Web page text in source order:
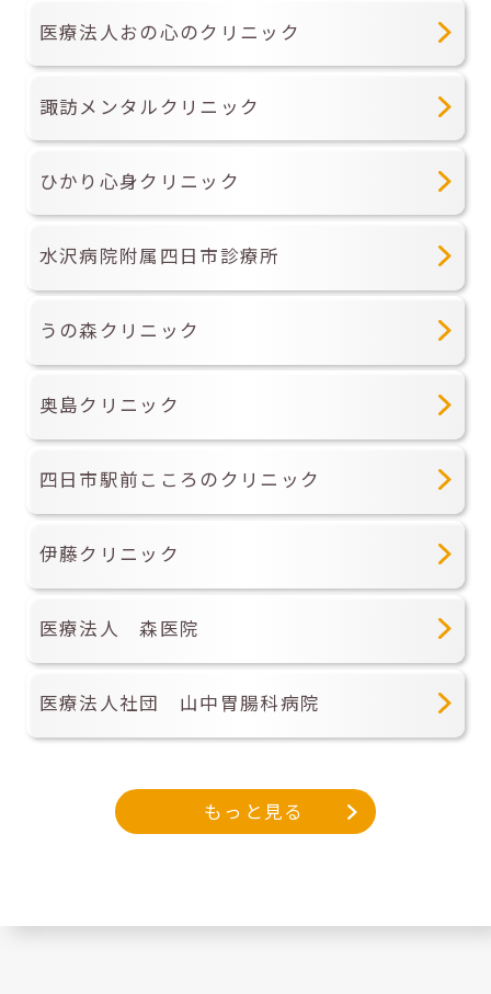
医療法人おの心のクリニック
諏訪メンタルクリニック
ひかり心身クリニック
水沢病院附属四日市診療所
うの森クリニック
奥島クリニック
四日市駅前こころのクリニック
伊藤クリニック
医療法人 森医院
医療法人社団 山中胃腸科病院
もっと見る